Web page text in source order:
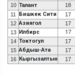
10 Талант 18
11
Бишкек Сити 17
12 Азиягол 17
13 Илбирс 17
14 Токтогул 17
15 Абдыш-Ата 17
16 Кыргызалтын 17